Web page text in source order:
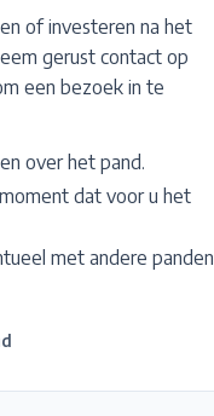
of investeren na het
gerust contact op
een bezoek in te
over het pand.
dat voor u het
met andere panden